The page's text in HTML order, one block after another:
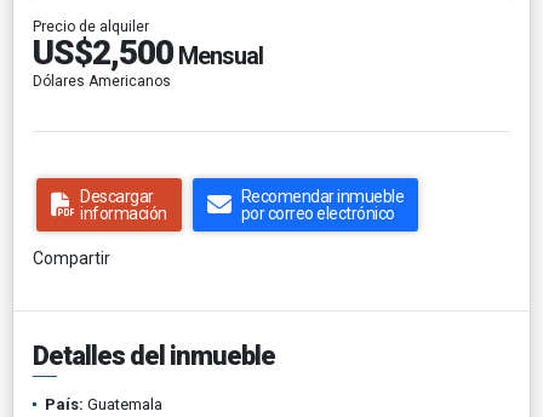
Precio de alquiler
US$2,500 Mensual
Dólares Americanos
Descargar
información
Recomendar inmueble
por correo electrónico
Compartir
Detalles del inmueble
País: Guatemala